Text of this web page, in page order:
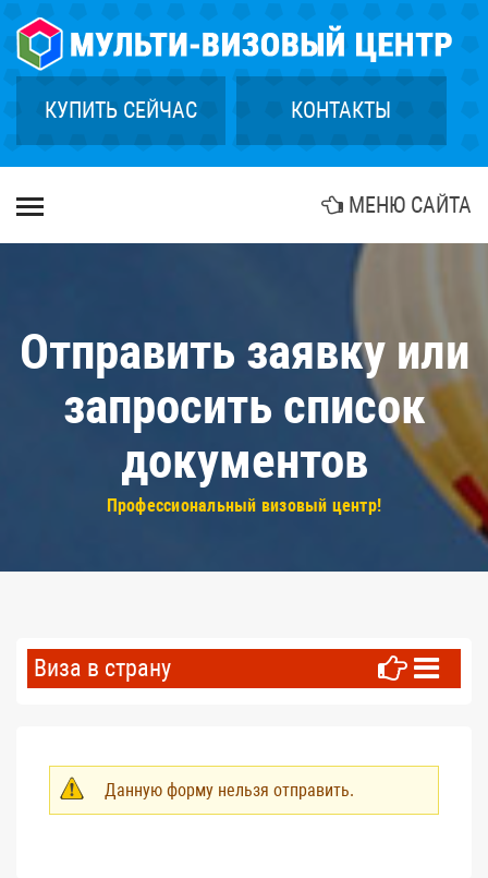
КУПИТЬ СЕЙЧАС КОНТАКТЫ
ГЛАВНАЯ
СТРАХОВАНИЕ
ГРИН КАРТА
КУПИТЬ ТУР
БИОМЕТРИЯ МЕНЮ САЙТА
×
Отправить заявку или
запросить список
документов
Профессиональный визовый центр!
Виза в страну
Предупреждение
Данную форму нельзя отправить.